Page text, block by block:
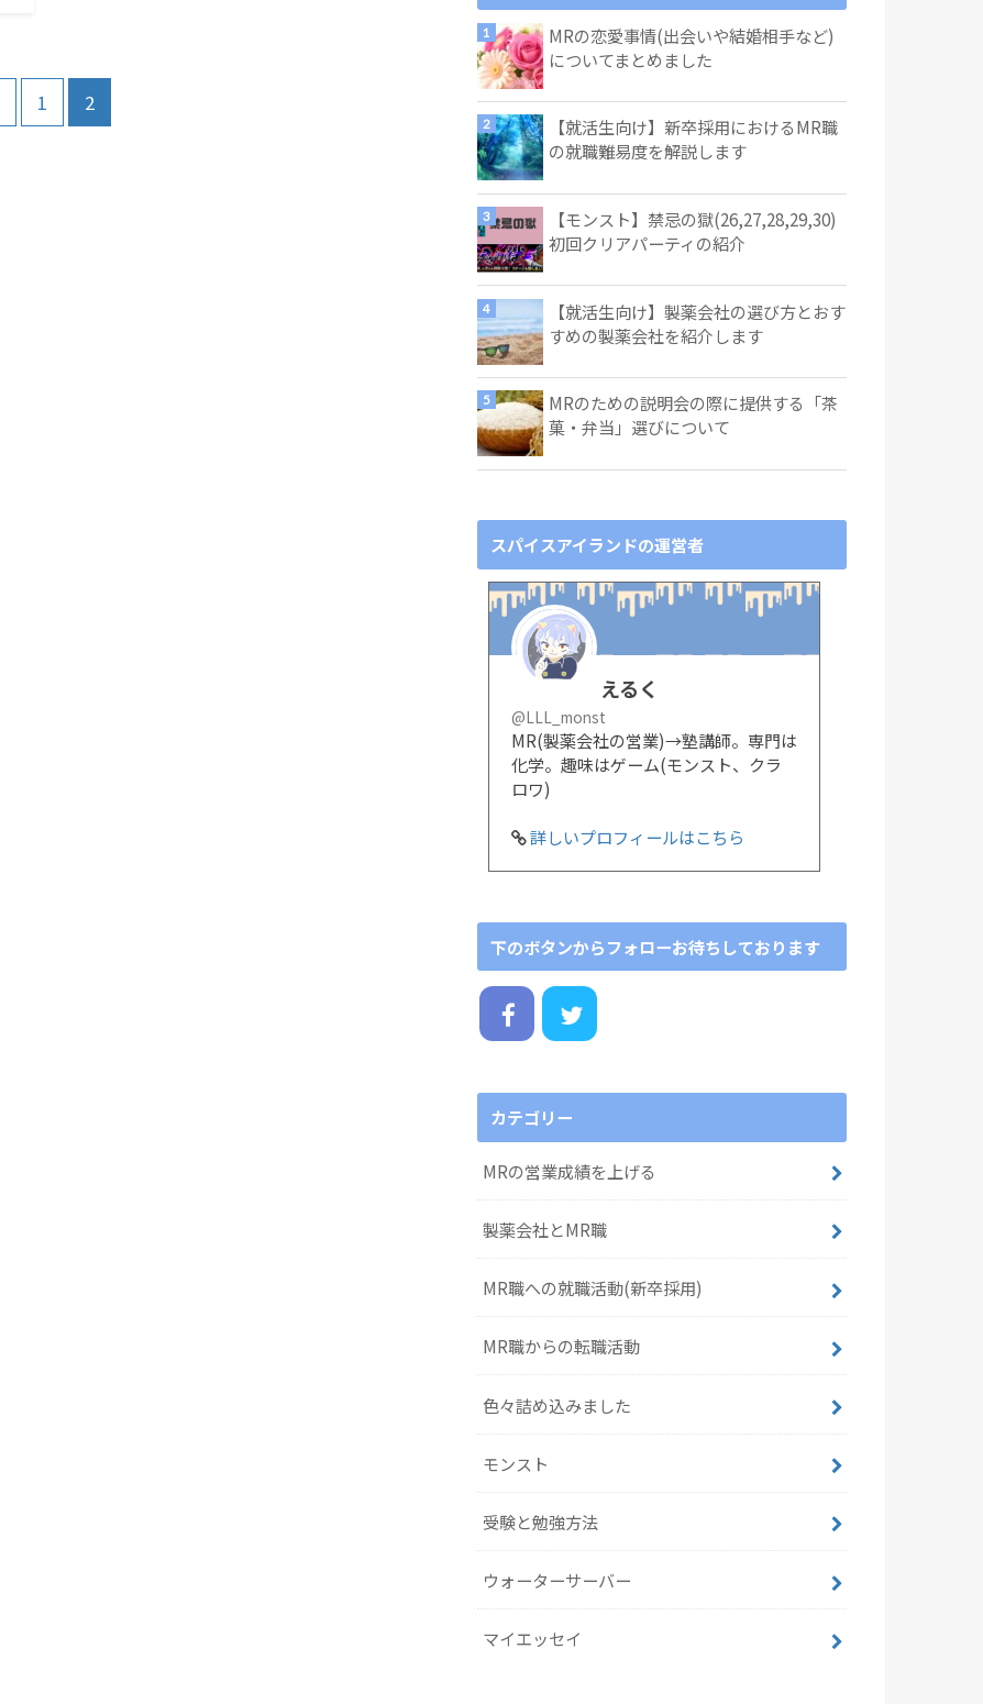
1 2
MRの恋愛事情(出会いや結婚相手など)
についてまとめました
【就活生向け】新卒採用におけるMR職
の就職難易度を解説します
【モンスト】禁忌の獄(26,27,28,29,30)
初回クリアパーティの紹介
【就活生向け】製薬会社の選び方とおす
すめの製薬会社を紹介します
MRのための説明会の際に提供する「茶
菓・弁当」選びについて
スパイスアイランドの運営者
えるく
@LLL_monst
MR(製薬会社の営業)→塾講師。専門は
化学。趣味はゲーム(モンスト、クラ
ロワ)
詳しいプロフィールはこちら
下のボタンからフォローお待ちしております
カテゴリー
MRの営業成績を上げる
製薬会社とMR職
MR職への就職活動(新卒採用)
MR職からの転職活動
色々詰め込みました
モンスト
受験と勉強方法
ウォーターサーバー
マイエッセイ